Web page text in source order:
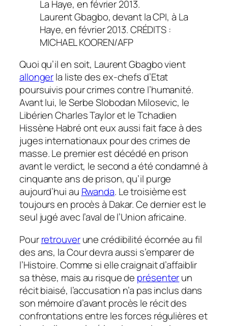
Laurent Gbagbo, devant la CPI, à La
Haye, en février 2013.CRÉDITS :
MICHAEL KOOREN/AFP
Quoi qu’il en soit, Laurent Gbagbo vient
allongerla liste des ex-chefs d’Etat
poursuivis pour crimes contre l’humanité.
Avant lui, le Serbe Slobodan Milosevic, le
Libérien Charles Taylor et le Tchadien
Hissène Habré ont eux aussi fait face à des
juges internationaux pour des crimes de
masse. Le premier est décédé en prison
avant le verdict, le second a été condamné à
cinquante ans de prison, qu’il purge
aujourd’hui au Rwanda. Le troisième est
toujours en procès à Dakar. Ce dernier est le
seul jugé avec l’aval de l’Union africaine.
Pourretrouverune crédibilité écornée au fil
des ans, la Cour devra aussi s’emparer de
l’Histoire. Comme si elle craignait d’affaiblir
sa thèse, mais au risque de présenterun
récit biaisé, l’accusation n’a pas inclus dans
son mémoire d’avant procès le récit des
confrontations entre les forces régulières et